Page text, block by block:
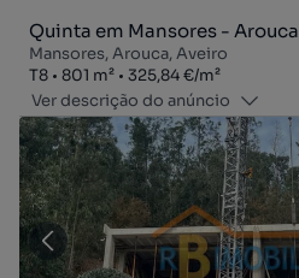
Quinta em Mansores - Arouca
Mansores, Arouca, Aveiro
Tipologia
T8
Zona801 m²
Preço por metro quadrado
325,84 €/m²
Ver descrição do anúncio